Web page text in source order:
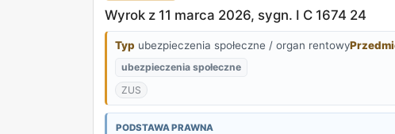
Wyrok z 11 marca 2026, sygn. I C 1674 24
Typ ubezpieczenia społeczne / organ rentowy
ubezpieczenia społeczne
ZUS
PODSTAWA PRAWNA